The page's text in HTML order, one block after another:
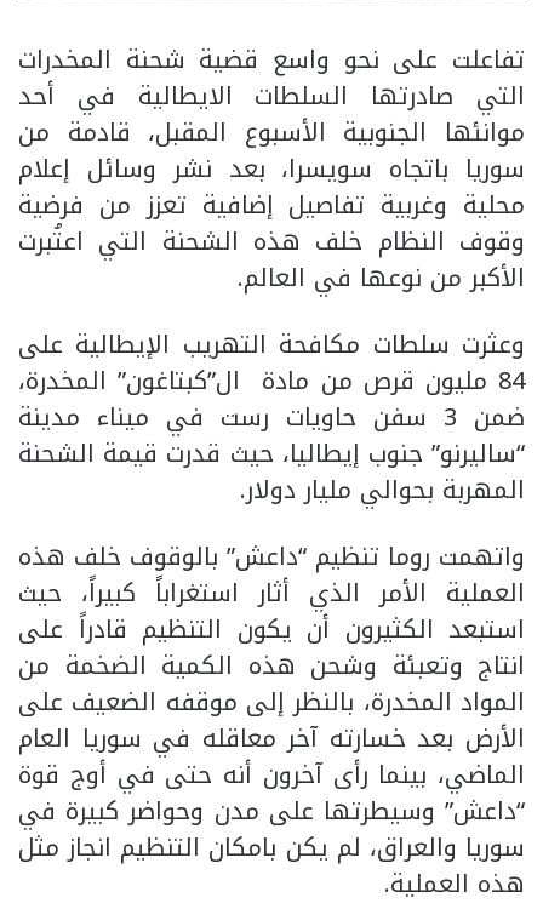
تفاعلت على نحو واسع قضية شحنة المخدرات
التي صادرتها السلطات الايطالية في أحد
موانئها الجنوبية الأسبوع المقبل، قادمة من
سوريا باتجاه سويسرا، بعد نشر وسائل إعلام
محلية وغربية تفاصيل إضافية تعزز من فرضية
وقوف النظام خلف هذه الشحنة التي اعتُبرت
الأكبر من نوعها في العالم.
وعثرت سلطات مكافحة التهريب الإيطالية على
84 مليون قرص من مادة ال”كبتاغون” المخدرة،
ضمن 3 سفن حاويات رست في ميناء مدينة
“ساليرنو” جنوب إيطاليا، حيث قدرت قيمة الشحنة
المهربة بحوالي مليار دولار.
واتهمت روما تنظيم “داعش” بالوقوف خلف هذه
العملية الأمر الذي أثار استغراباً كبيراً، حيث
استبعد الكثيرون أن يكون التنظيم قادراً على
انتاج وتعبئة وشحن هذه الكمية الضخمة من
المواد المخدرة، بالنظر إلى موقفه الضعيف على
الأرض بعد خسارته آخر معاقله في سوريا العام
الماضي، بينما رأى آخرون أنه حتى في أوج قوة
“داعش” وسيطرتها على مدن وحواضر كبيرة في
سوريا والعراق، لم يكن بامكان التنظيم انجاز مثل
هذه العملية.